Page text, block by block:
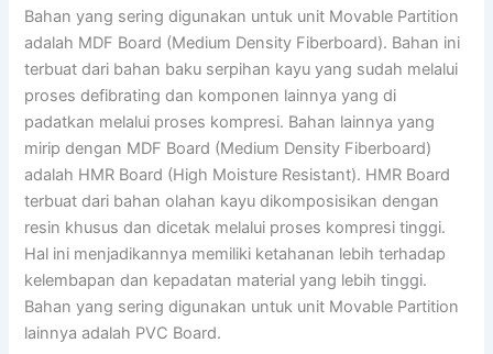
Bahan yang sering digunakan untuk unit Movable Partition
adalah MDF Board (Medium Density Fiberboard). Bahan ini
terbuat dari bahan baku serpihan kayu yang sudah melalui
proses defibrating dan komponen lainnya yang di
padatkan melalui proses kompresi. Bahan lainnya yang
mirip dengan MDF Board (Medium Density Fiberboard)
adalah HMR Board (High Moisture Resistant). HMR Board
terbuat dari bahan olahan kayu dikomposisikan dengan
resin khusus dan dicetak melalui proses kompresi tinggi.
Hal ini menjadikannya memiliki ketahanan lebih terhadap
kelembapan dan kepadatan material yang lebih tinggi.
Bahan yang sering digunakan untuk unit Movable Partition
lainnya adalah PVC Board.